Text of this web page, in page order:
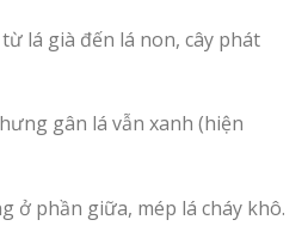
lá già đến lá non, cây phát
gân lá vẫn xanh (hiện
ở phần giữa, mép lá cháy khô.